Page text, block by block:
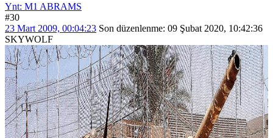
Ynt: M1 ABRAMS
#30
23 Mart 2009, 00:04:23 Son düzenlenme: 09 Şubat 2020, 10:42:36
SKYWOLF